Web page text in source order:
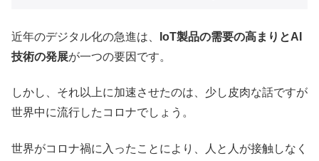
近年のデジタル化の急進は、
IoT製品の需要の高まりとAI
技術の発展が一つの要因です。
しかし、それ以上に加速させたのは、少し皮肉な話ですが
世界中に流行したコロナでしょう。
世界がコロナ禍に入ったことにより、人と人が接触しなく